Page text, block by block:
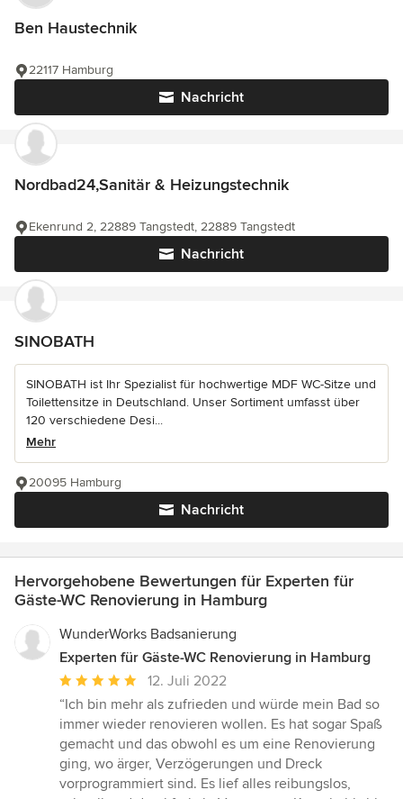
Ben Haustechnik
Nachricht
22117 Hamburg
Nordbad24,Sanitär & Heizungstechnik
Nachricht
Ekenrund 2, 22889 Tangstedt, 22889 Tangstedt
SINOBATH
SINOBATH ist Ihr Spezialist für hochwertige MDF WC-Sitze und
Toilettensitze in Deutschland. Unser Sortiment umfasst über
120 verschiedene Desi...
Mehr
Nachricht
20095 Hamburg
Hervorgehobene Bewertungen für Experten für
Gäste-WC Renovierung in Hamburg
WunderWorks Badsanierung
Experten für Gäste-WC Renovierung in Hamburg
Durchschnittliche
Bewertung:
5
von
5
Sternen
12. Juli 2022
“Ich bin mehr als zufrieden und würde mein Bad so
immer wieder renovieren wollen. Es hat sogar Spaß
gemacht und das obwohl es um eine Renovierung
ging, wo ärger, Verzögerungen und Dreck
vorprogrammiert sind. Es lief alles reibungslos,